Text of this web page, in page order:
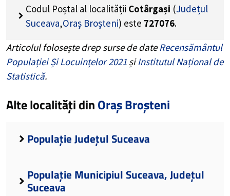
Codul Poștal al localității Cotârgași (Județul
Suceava,Oraș Broșteni) este 727076.
Articolul folosește drep surse de dateRecensământul
Populației Și Locuințelor 2021 șiInstitutul Național de
Statistică.
Alte localități dinOraș Broșteni
Populație Județul Suceava
Populație Municipiul Suceava, Județul
Suceava